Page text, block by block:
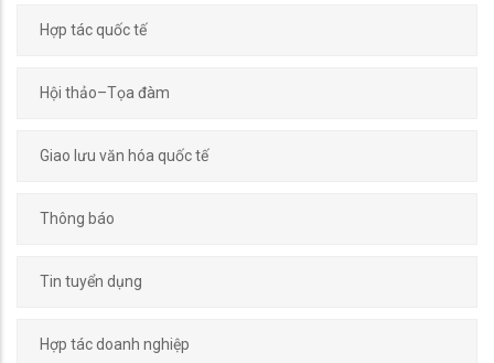
Hợp tác quốc tế
Hội thảo–Tọa đàm
Giao lưu văn hóa quốc tế
Thông báo
Tin tuyển dụng
Hợp tác doanh nghiệp